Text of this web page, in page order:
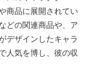
商品に展開されてい
どの関連商品や、ア
デザインしたキャラ
人気を博し、彼の収